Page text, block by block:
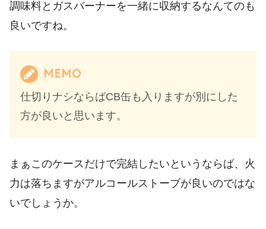
調味料とガスバーナーを一緒に収納するなんてのも
良いですね。
MEMO
仕切りナシならばCB缶も入りますが別にした
方が良いと思います。
まぁこのケースだけで完結したいというならば、火
力は落ちますがアルコールストーブが良いのではな
いでしょうか。